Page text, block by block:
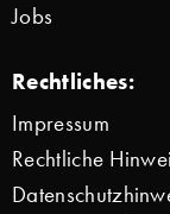
Jobs
Rechtliches:
Impressum
Rechtliche